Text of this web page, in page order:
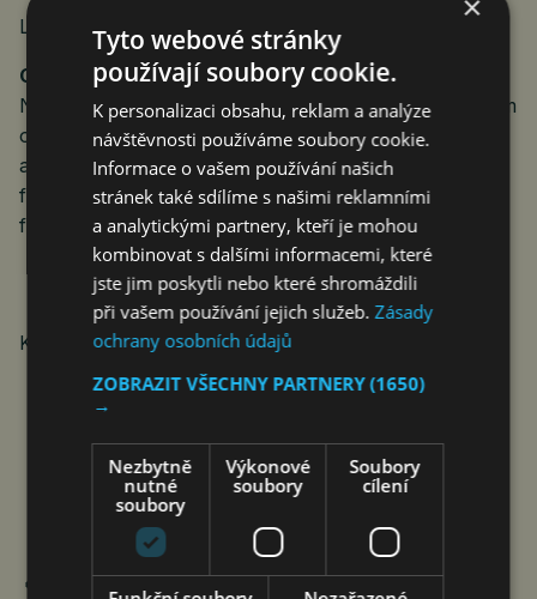
LinkedIn: odkaz na profil společnosti Montran
O Národní bance Gruzie
Národní banka Gruzie je centrální bankou a měnovým
orgánem země. Má na starosti udržování cenové
a finanční stability, podporu efektivní infrastruktury
finančního trhu a udržitelný rozvoj gruzínského
finančního systému.
Kontakt: Verónica Álvaro –valvaro@montran.com
Tyto webové stránky
používají soubory cookie.
K personalizaci obsahu, reklam a analýze
návštěvnosti používáme soubory cookie.
Informace o vašem používání našich
stránek také sdílíme s našimi reklamními
a analytickými partnery, kteří je mohou
kombinovat s dalšími informacemi, které
jste jim poskytli nebo které shromáždili
při vašem používání jejich služeb.Zásady
ochrany osobních údajů
ZOBRAZIT VŠECHNY PARTNERY(1650)
→
Nezbytně
nutné
soubory
Výkonové
soubory
Soubory
cílení